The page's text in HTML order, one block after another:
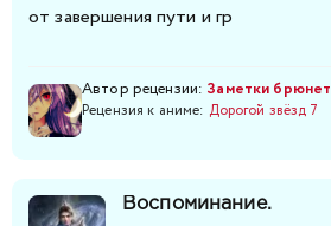
от завершения пути и гр
Автор рецензии: Заметки
Рецензия к аниме: Дорогой звёзд 7
Воспоминание.